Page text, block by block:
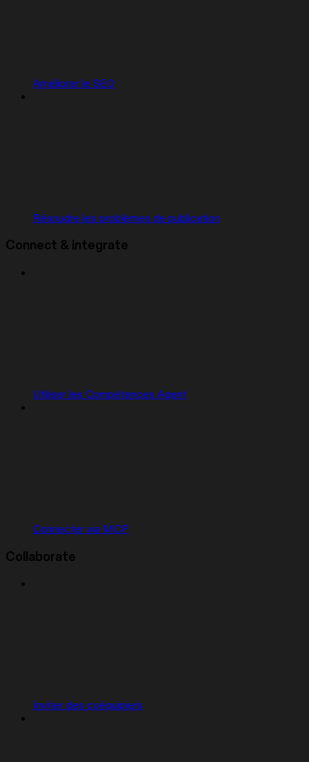
Améliorer le SEO
Résoudre les problèmes de publication
Connect & integrate
Utiliser les Compétences Agent
Connecter via MCP
Collaborate
Inviter des coéquipiers